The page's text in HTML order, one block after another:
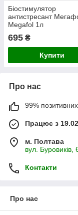
Біостимулятор
антистресант
Megafol 1л
695 ₴
Купити
Про нас
99% позитивних
Працює з
м. Полтава
вул.
Контакти
Про нас